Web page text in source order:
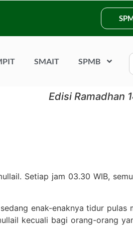
SMAIT SPMB
Edisi Ramadhan
Setiap jam 03.30 WIB,
enak-enaknya tidur pulas
kecuali bagi orang-orang